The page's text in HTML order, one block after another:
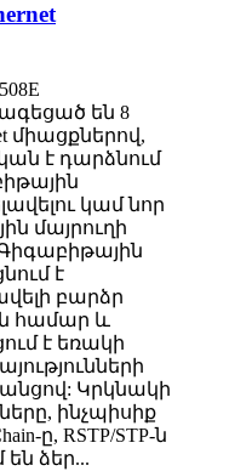
են 8
միացքներով,
է դարձնում
կամ նոր
մայրուղի
է
բարձր
համար և
է եռակի
Կրկնակի
ինչպիսիք
ը, RSTP/STP-ն
են ձեր...